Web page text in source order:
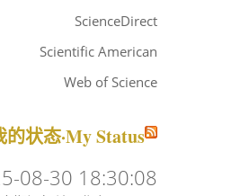
ScienceDirect
Scientific American
Web of Science
的状态·My Status
08-30 18:30:08